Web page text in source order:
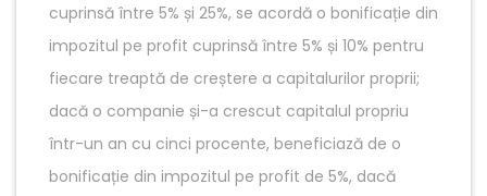
cuprinsă între 5% și 25%, se acordă o bonificație din
impozitul pe profit cuprinsă între 5% și 10% pentru
fiecare treaptă de creștere a capitalurilor proprii;
dacă o companie și-a crescut capitalul propriu
într-un an cu cinci procente, beneficiază de o
bonificație din impozitul pe profit de 5%, dacă